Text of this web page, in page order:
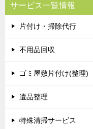
サービス一覧情報
片付け・掃除代行
不用品回収
ゴミ屋敷片付け(整理)
遺品整理
特殊清掃サービス